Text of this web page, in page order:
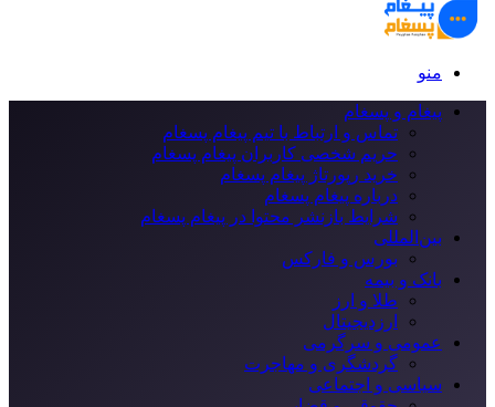
منو
پیغام و پسغام
تماس و ارتباط با تیم پیغام پسغام
حریم شخصی کاربران پیغام پسغام
خرید رپورتاژ پیغام پسغام
درباره پیغام پسغام
شرایط بازنشر محتوا در پیغام پسغام
بین‌المللی
بورس و فارکس
بانک و بیمه
طلا و ارز
ارزدیجیتال
عمومی و سرگرمی
گردشگری و مهاجرت
سیاسی و اجتماعی